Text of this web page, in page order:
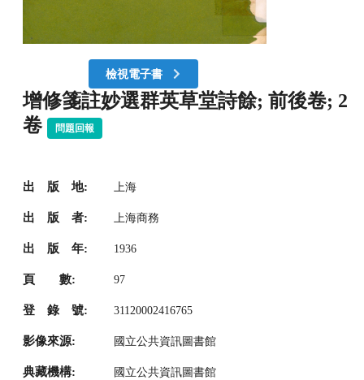
檢視電子書
增修箋註妙選群英草堂詩餘; 前後卷; 2
卷
問題回報
出 版 地: 上海
出 版 者: 上海商務
出 版 年: 1936
頁 數: 97
登 錄 號: 31120002416765
影像來源: 國立公共資訊圖書館
典藏機構: 國立公共資訊圖書館